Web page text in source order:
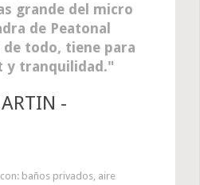
grande del micro
de Peatonal
de todo, tiene para
y tranquilidad.
-
baños privados, aire